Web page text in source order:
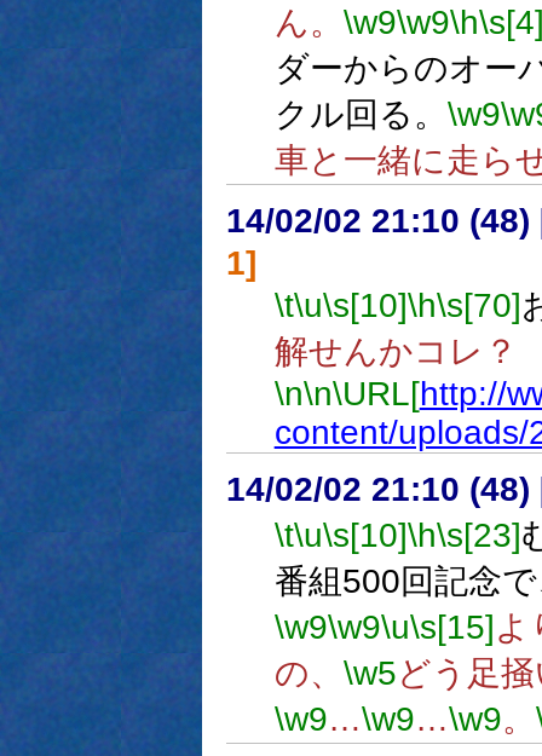
ん。 \w9\w9\h
ダーからのオー
クル回る。 \w9
車と一緒に走ら
14/02/02 21:10 (48)
1]
\t\u\s[10]\h\s[70]
解せんかコレ？
\n\n\URL[http://
content/uploads/
14/02/02 21:10 (48)
\t\u\s[10]\h\s[23]
番組500回記念
\w9\w9\u\s[15] よ
の、 \w5どう足
\w9…\w9…\w9。